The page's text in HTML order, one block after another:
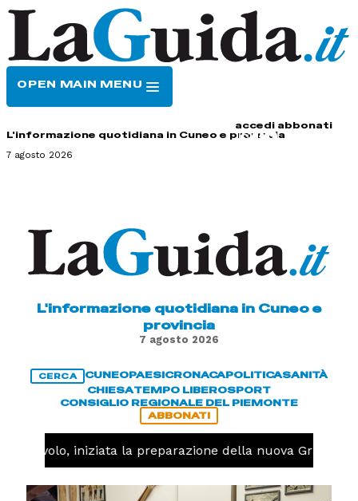
OPEN MAIN MENU
accedi abbonati
L'informazione quotidiana in Cuneo e provincia
7 agosto 2026
L'informazione quotidiana in Cuneo e
provincia
7 agosto 2026
CERCA CUNEOPAESICRONACAPOLITICASANITÀ
CHIESATEMPO LIBEROSPORT
CONSIGLIO REGIONALE DEL PIEMONTE
ABBONATI
Pallavolo, iniziata la preparazione della nuova Granda